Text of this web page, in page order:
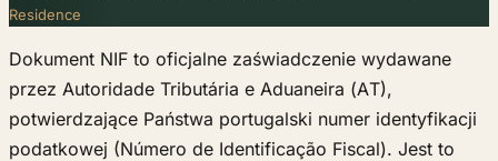
Residence
Dokument NIF to oficjalne zaświadczenie wydawane
przez Autoridade Tributária e Aduaneira (AT),
potwierdzające Państwa portugalski numer identyfikacji
podatkowej (Número de Identificação Fiscal). Jest to